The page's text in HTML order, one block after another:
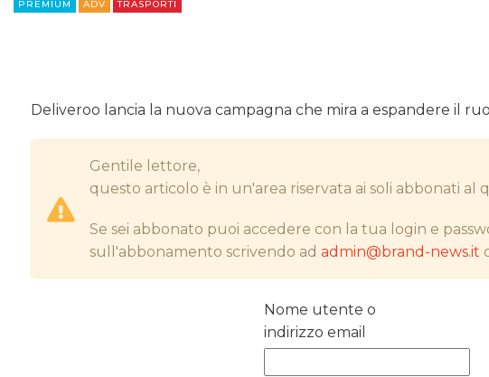
PREMIUM ADV TRASPORTI
Deliveroo lancia la nuova campagna che mira a espandere il
Gentile lettore,
questo articolo è in un'area riservata ai soli abbonati al
Se sei abbonato puoi accedere con la tua login e
sull'abbonamento scrivendo adadmin@brand-news.it
Nome utente o
indirizzo email